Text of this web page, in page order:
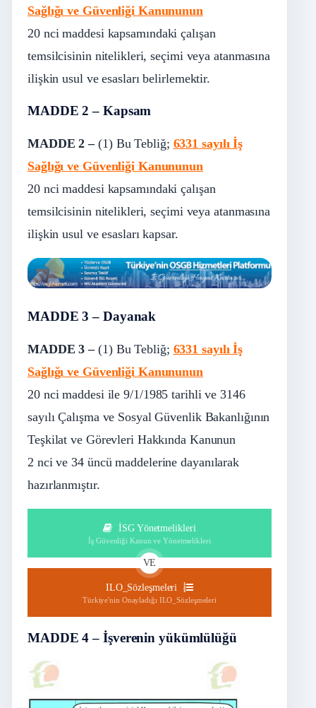
Sağlığı ve Güvenliği Kanununun
20 ncimaddesi kapsamındaki çalışan
temsilcisinin nitelikleri, seçimi veya atanmasına
ilişkin usul ve esasları belirlemektir.
MADDE 2 – Kapsam
MADDE 2 –(1) Bu Tebliğ; 6331 sayılı İş
Sağlığı ve Güvenliği Kanununun
20 ncimaddesi kapsamındaki çalışan
temsilcisinin nitelikleri, seçimi veya atanmasına
ilişkin usul ve esasları kapsar.
MADDE 3 – Dayanak
MADDE 3 –(1) Bu Tebliğ; 6331 sayılı İş
Sağlığı ve Güvenliği Kanununun
20 ncimaddesi ile9/1/1985 tarihli ve 3146
sayılı Çalışma ve Sosyal Güvenlik Bakanlığının
Teşkilat ve Görevleri Hakkında Kanunun
2 ncive 34 üncü maddelerine dayanılarak
hazırlanmıştır.
İSG Yönetmelikleri
İş Güvenliği Kanun ve Yönetmelikleri
VE
ILO_Sözleşmeleri
Türkiye'nin Onayladığı ILO_Sözleşmeleri
MADDE 4 – İşverenin yükümlülüğü